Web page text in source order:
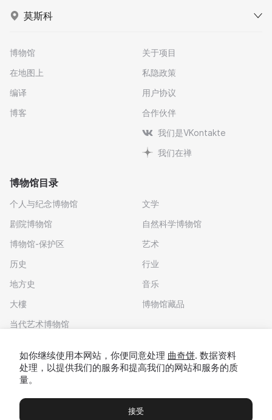
莫斯科
博物馆
在地图上
编译
博客
关于项目
私隐政策
用户协议
合作伙伴
我们是VKontakte
我们在禅
博物馆目录
个人与纪念博物馆
剧院博物馆
博物馆-保护区
历史
地方史
大樓
当代艺术博物馆
文学
自然科学博物馆
艺术
行业
音乐
博物馆藏品
如你继续使用本网站，你便同意处理 曲奇饼. 数据资料
处理，以提供我们的服务和提高我们的网站和服务的质
量。
接受